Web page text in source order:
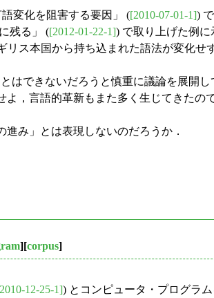
変化を阻害する要因」 ([2010-07-01-1])
残る」 ([2012-01-22-1]) で取り上げた例に
ス本国から持ち込まれた語法が変化せ
はできないだろうと慎重に議論を展開
，言語的革新もまた多く生じてきたの
み」とは表現しないのだろうか．
][corpus]
12-25-1]) とコンピュータ・プログラ